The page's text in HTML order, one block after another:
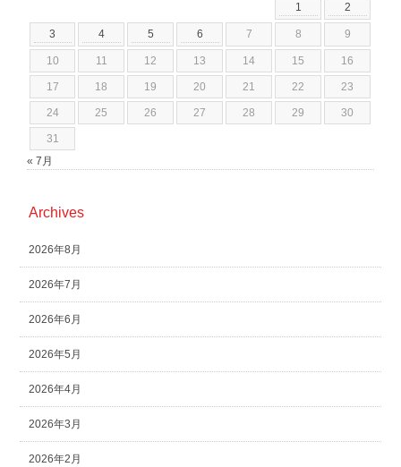
1 2
3 4 5 6 7 8 9
10 11 12 13 14 15 16
17 18 19 20 21 22 23
24 25 26 27 28 29 30
31
« 7月
Archives
2026年8月
2026年7月
2026年6月
2026年5月
2026年4月
2026年3月
2026年2月